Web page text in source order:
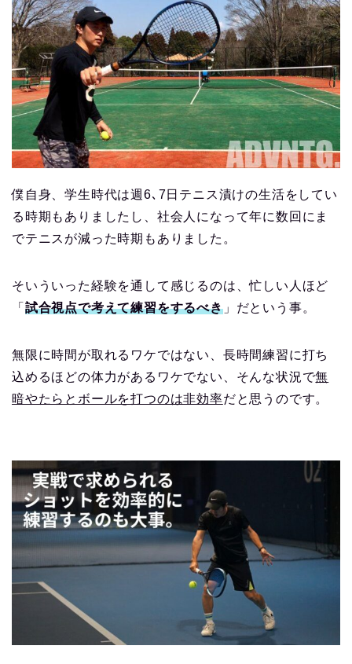
僕自身、学生時代は週6､7日テニス漬けの生活をしてい
る時期もありましたし、社会人になって年に数回にま
でテニスが減った時期もありました。
そいういった経験を通して感じるのは、忙しい人ほど
「 試合視点で考えて練習をするべき」だという事。
無限に時間が取れるワケではない、長時間練習に打ち
込めるほどの体力があるワケでない、そんな状況で無
暗やたらとボールを打つのは非効率だと思うのです。